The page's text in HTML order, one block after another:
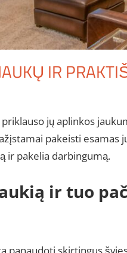
IR
jų aplinkos
pakeisti esamas
ir pakelia darbingumą.
ir tuo